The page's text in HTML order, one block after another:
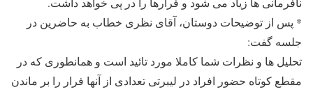
* پس از توضیحات دوستان، آقای نظری خطاب به حاضرین در
جلسه گفت:
تحلیل ها و نظرات شما کاملا مورد تائید است و همانطوری که در
مقطع کوتاه حضور افراد در لیبرتی تعدادی از آنها فرار را بر ماندن